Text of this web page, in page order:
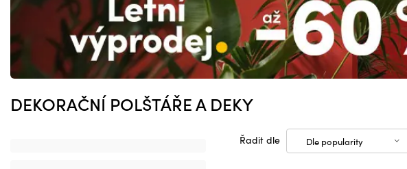
DEKORAČNÍ POLŠTÁŘE A DEKY
Řadit dle Dle popularity